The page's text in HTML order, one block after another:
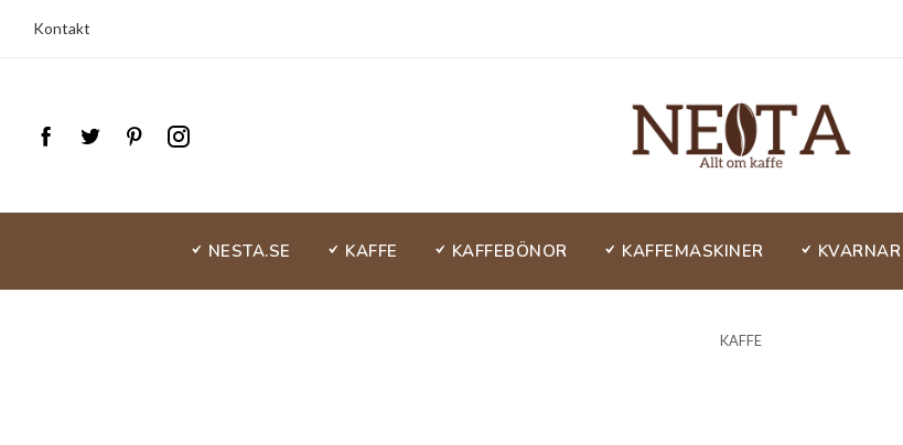
Kontakt
NESTA.SE KAFFE KAFFEBÖNOR KAFFEMASKINER KVARNAR
KAFFE